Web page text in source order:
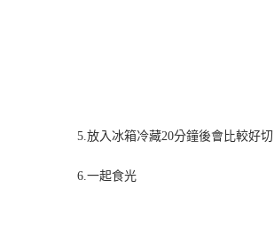
5.放入冰箱冷藏20分鐘後會比較好切
6.一起食光